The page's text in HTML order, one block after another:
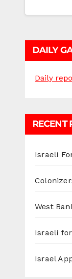
DAILY
Daily
RECENT
Israeli
West
Israeli
Israel